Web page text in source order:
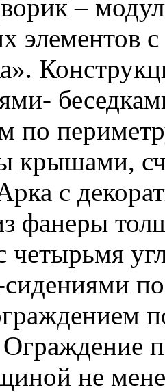
–
элементов с
по
крышами,
с
фанеры
четырьмя
не